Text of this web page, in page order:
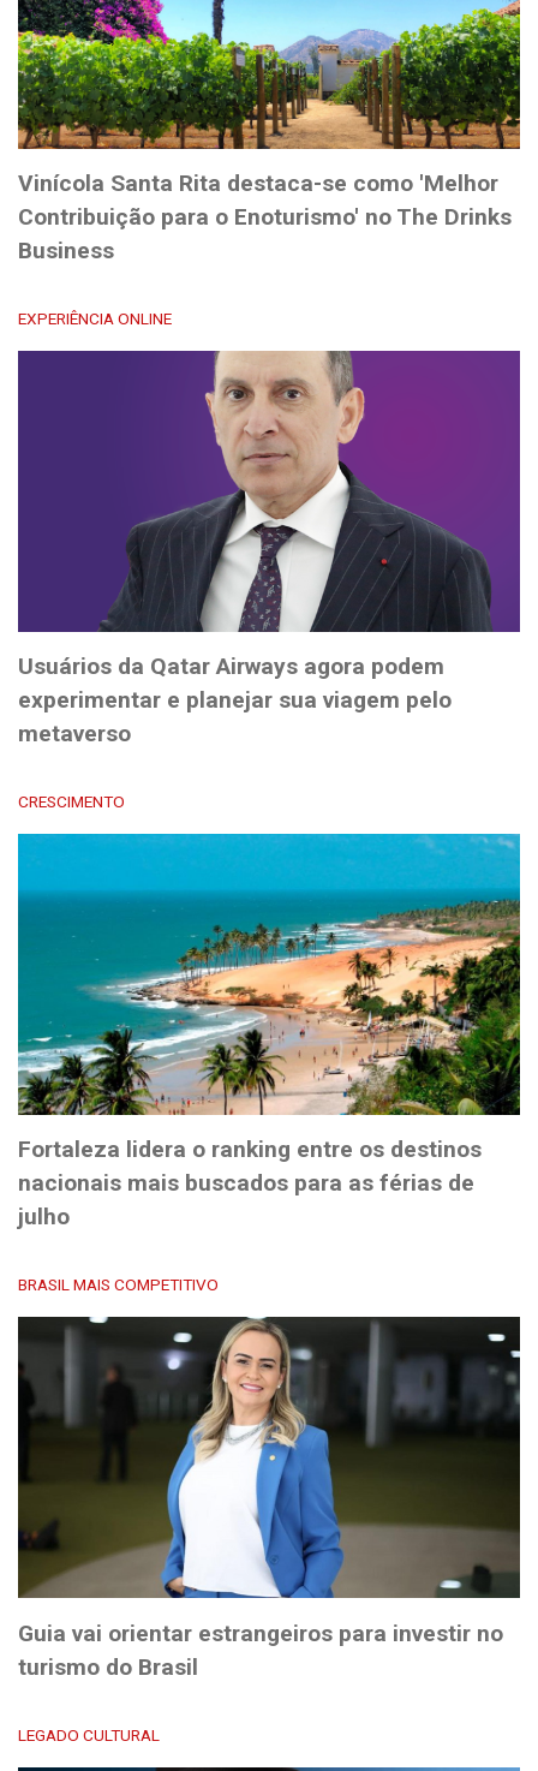
Vinícola Santa Rita destaca-se como 'Melhor
Contribuição para o Enoturismo' no The Drinks
Business
EXPERIÊNCIA ONLINE
Usuários da Qatar Airways agora podem
experimentar e planejar sua viagem pelo
metaverso
CRESCIMENTO
Fortaleza lidera o ranking entre os destinos
nacionais mais buscados para as férias de
julho
BRASIL MAIS COMPETITIVO
Guia vai orientar estrangeiros para investir no
turismo do Brasil
LEGADO CULTURAL